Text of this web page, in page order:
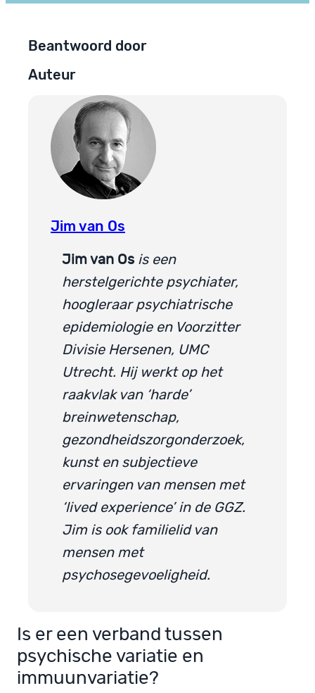
Beantwoord door
Auteur
Jim van Os
Jim van Os is een
herstelgerichte psychiater,
hoogleraar psychiatrische
epidemiologie en Voorzitter
Divisie Hersenen, UMC
Utrecht. Hij werkt op het
raakvlak van ‘harde’
breinwetenschap,
gezondheidszorgonderzoek,
kunst en subjectieve
ervaringen van mensen met
‘lived experience’ in de GGZ.
Jim is ook familielid van
mensen met
psychosegevoeligheid.
Is er een verband tussen
psychische variatie en
immuunvariatie?